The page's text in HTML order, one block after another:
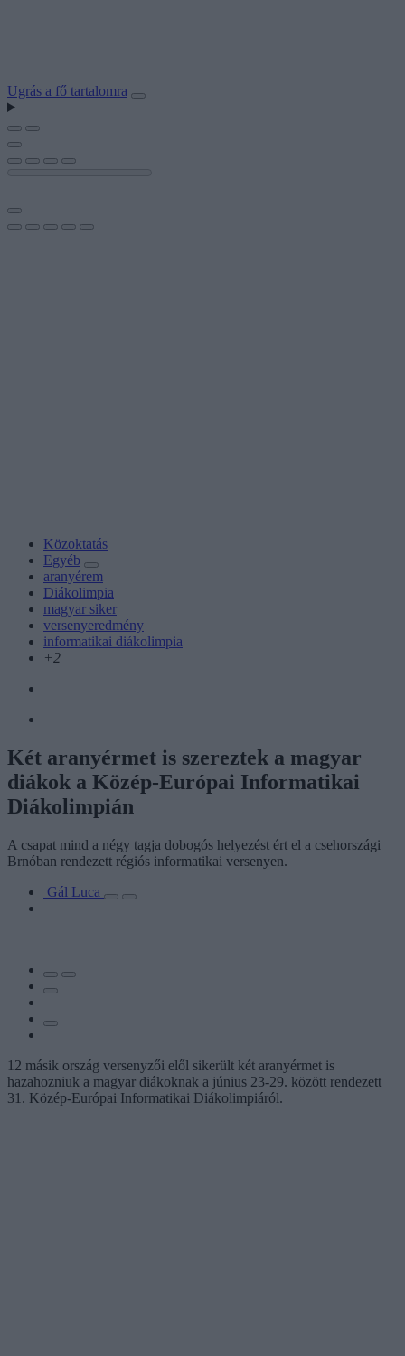
Ugrás a fő tartalomra
Közoktatás
Egyéb
aranyérem
Diákolimpia
magyar siker
versenyeredmény
informatikai diákolimpia
+2
Két aranyérmet is szereztek a magyar
diákok a Közép-Európai Informatikai
Diákolimpián
A csapat mind a négy tagja dobogós helyezést ért el a csehországi
Brnóban rendezett régiós informatikai versenyen.
Gál Luca
12 másik ország versenyzői elől sikerült két aranyérmet is
hazahozniuk a magyar diákoknak a június 23-29. között rendezett
31. Közép-Európai Informatikai Diákolimpiáról.